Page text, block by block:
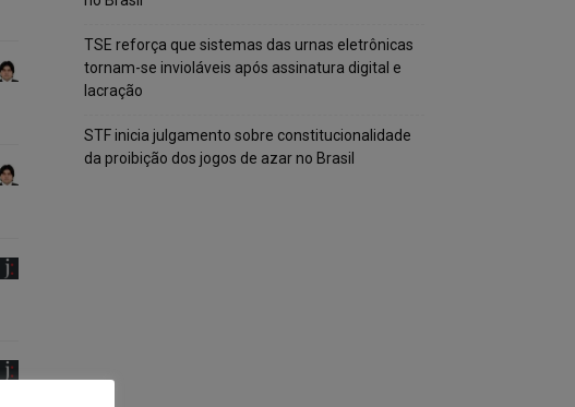
TSE reforça que sistemas das urnas eletrônicas
tornam-se invioláveis após assinatura digital e
lacração
STF inicia julgamento sobre constitucionalidade
da proibição dos jogos de azar no Brasil